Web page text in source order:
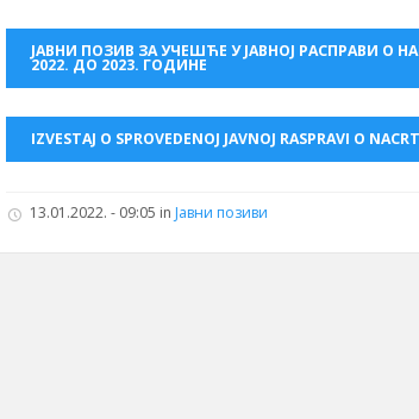
ЈАВНИ ПОЗИВ ЗА УЧЕШЋЕ У ЈАВНОЈ РАСПРАВИ
2022. ДО 2023. ГОДИНЕ
IZVESTAJ O SPROVEDENOJ JAVNOJ RASPRAVI O
13.01.2022. - 09:05 in Јавни позиви